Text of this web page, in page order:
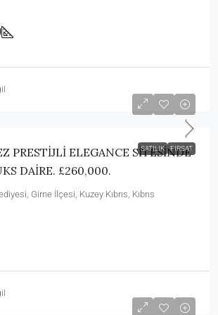
SATILIK FIRSAT
PRESTİJLİ ELEGANCE SİTESİNDE
DAİRE. £260,000.
Girne İlçesi, Kuzey Kıbrıs, Kıbrıs